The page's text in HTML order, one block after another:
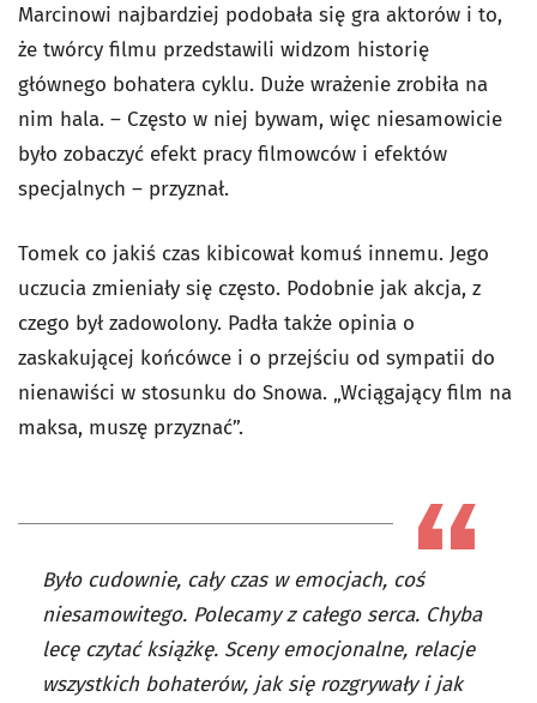
Marcinowi najbardziej podobała się gra aktorów i to,
że twórcy filmu przedstawili widzom historię
głównego bohatera cyklu. Duże wrażenie zrobiła na
nim hala. – Często w niej bywam, więc niesamowicie
było zobaczyć efekt pracy filmowców i efektów
specjalnych – przyznał.
Tomek co jakiś czas kibicował komuś innemu. Jego
uczucia zmieniały się często. Podobnie jak akcja, z
czego był zadowolony. Padła także opinia o
zaskakującej końcówce i o przejściu od sympatii do
nienawiści w stosunku do Snowa. „Wciągający film na
maksa, muszę przyznać”.
Było cudownie, cały czas w emocjach, coś
niesamowitego. Polecamy z całego serca. Chyba
lecę czytać książkę. Sceny emocjonalne, relacje
wszystkich bohaterów, jak się rozgrywały i jak